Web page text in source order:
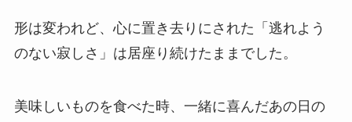
形は変われど、心に置き去りにされた「逃れよう
のない寂しさ」は居座り続けたままでした。
美味しいものを食べた時、一緒に喜んだあの日の